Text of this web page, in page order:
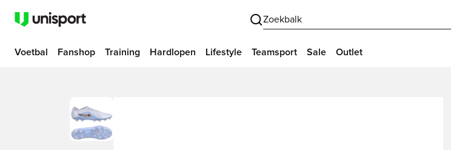
Zoekbalk
Voetbal Fanshop Training Hardlopen Lifestyle Teamsport Sale Outlet